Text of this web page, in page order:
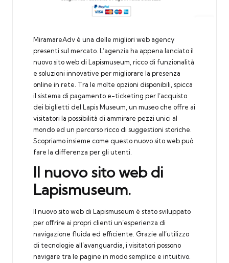
MiramareAdv è una delle migliori web agency
presenti sul mercato. L’agenzia ha appena lanciato il
nuovo sito web di Lapismuseum, ricco di funzionalità
e soluzioni innovative per migliorare la presenza
online in rete. Tra le molte opzioni disponibili, spicca
il sistema di pagamento e-ticketing per l’acquisto
dei biglietti del Lapis Museum, un museo che offre ai
visitatori la possibilità di ammirare pezzi unici al
mondo ed un percorso ricco di suggestioni storiche.
Scopriamo insieme come questo nuovo sito web può
fare la differenza per gli utenti.
Il nuovo sito web di
Lapismuseum.
Il nuovo sito web di Lapismuseum è stato sviluppato
per offrire ai propri clienti un’esperienza di
navigazione fluida ed efficiente. Grazie all’utilizzo
di tecnologie all’avanguardia, i visitatori possono
navigare tra le pagine in modo semplice e intuitivo.